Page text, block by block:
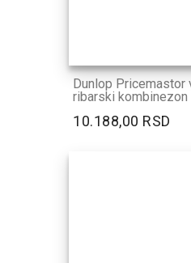
Dunlop Pricemastor
ribarski kombinezon
10.188,00 RSD